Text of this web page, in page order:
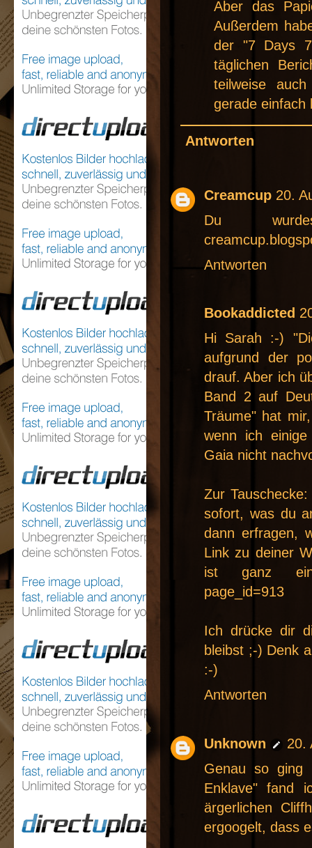
Aber das
Außerdem
der "7 Days 7
täglichen
teilweise
gerade einfach
Antworten
Creamcup 20.
Du
Antworten
Bookaddicted
Hi Sarah :-)
aufgrund der
drauf. Aber ich
Band 2 auf
Träume" hat
wenn ich einige
Gaia nicht
Zur
sofort, was du
dann erfragen,
Link zu deiner
ist ganz
page_id=913
Ich drücke dir
bleibst ;-) Denk
:-)
Antworten
Unknown
20.
Genau so
Enklave" fand
ärgerlichen
ergoogelt, dass